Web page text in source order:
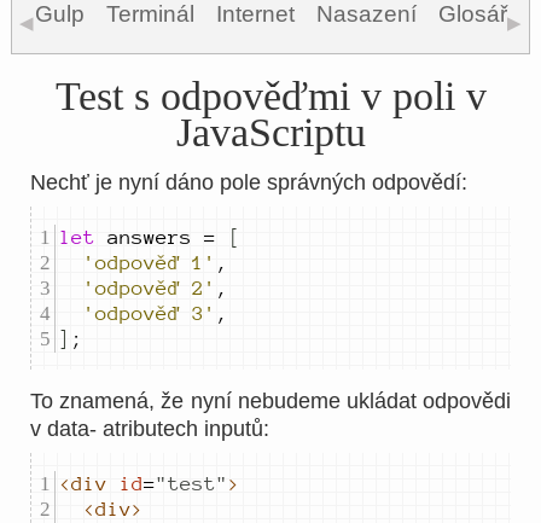
Gulp
Terminál Internet Nasazení Glosář
◀ ▶
Test s odpověďmi v poli v
JavaScriptu
Nechť je nyní dáno pole správných odpovědí:
let answers =
[
'odpověď 1' ,
'odpověď 2' ,
'odpověď 3' ,
] ;
To znamená, že nyní nebudeme ukládat odpovědi
v data- atributech inputů:
<div id="test" >
<div>